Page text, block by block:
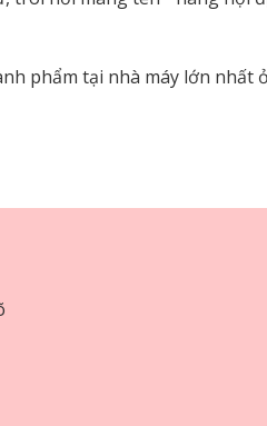
phẩm tại nhà máy lớn nhất